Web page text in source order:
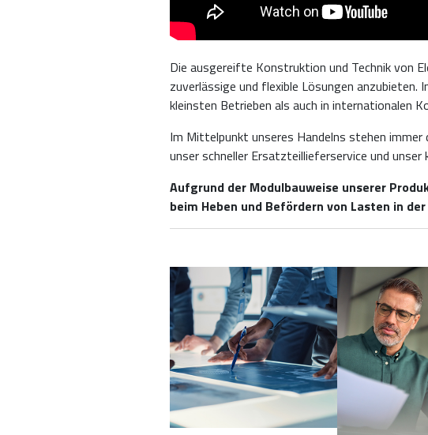
Die ausgereifte Konstruktion und Technik von
zuverlässige und flexible Lösungen
kleinsten Betrieben als auch in internationalen
Im Mittelpunkt unseres Handelns stehen
unser schneller Ersatzteillieferservice und
Aufgrund der Modulbauweise unserer
beim Heben und Befördern von Lasten in